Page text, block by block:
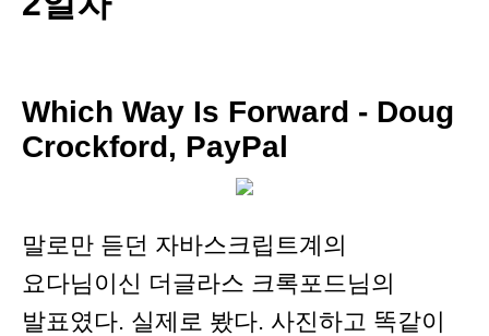
Which Way Is Forward - Doug
Crockford, PayPal
말로만 듣던 자바스크립트계의
요다님이신 더글라스 크록포드님의
발표였다. 실제로 봤다. 사진하고 똑같이